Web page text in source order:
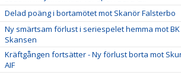
Delad poäng i bortamötet mot Skanör Falsterbo
Ny smärtsam förlust i seriespelet hemma mot BK
Skansen
Kräftgången fortsätter - Ny förlust borta mot
AIF